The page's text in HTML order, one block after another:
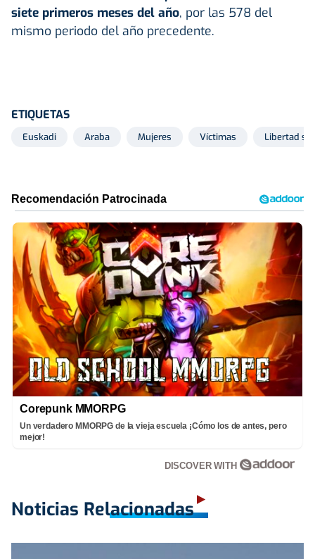
siete primeros meses del año, por las 578 del
mismo periodo del año precedente.
ETIQUETAS
Euskadi Araba Mujeres Víctimas Libertad
Corepunk MMORPG
Un verdadero MMORPG de la vieja escuela ¡Cómo los de antes, pero
mejor!
DISCOVER WITH
Noticias Relacionadas